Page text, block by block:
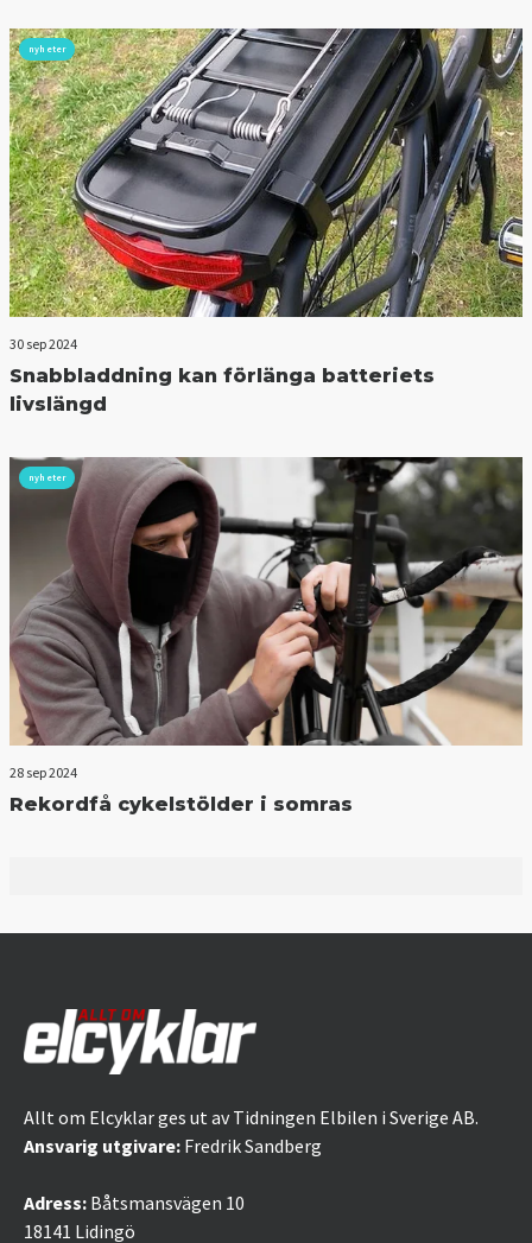
nyheter
30 sep 2024
Snabbladdning kan förlänga batteriets
livslängd
nyheter
28 sep 2024
Rekordfå cykelstölder i somras
Allt om Elcyklar ges ut av Tidningen Elbilen i Sverige AB.
Ansvarig utgivare: Fredrik Sandberg
Adress: Båtsmansvägen 10
18141 Lidingö